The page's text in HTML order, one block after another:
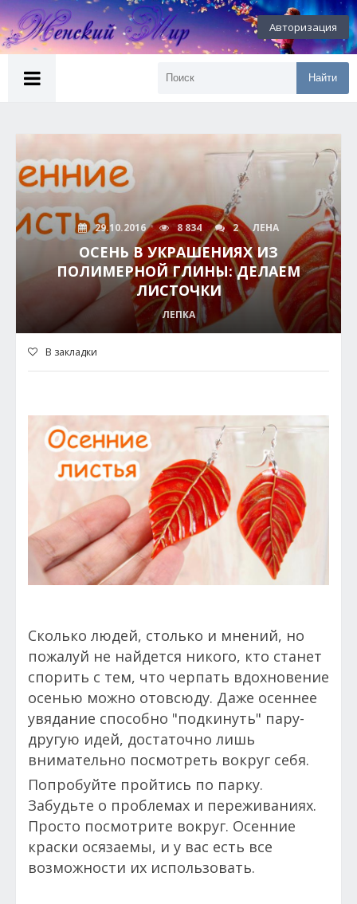
Авторизация
Найти
29.10.2016 8 834 2 ЛЕНА
ОСЕНЬ В УКРАШЕНИЯХ ИЗ
ПОЛИМЕРНОЙ ГЛИНЫ: ДЕЛАЕМ
ЛИСТОЧКИ
ЛЕПКА
В закладки
Сколько людей, столько и мнений, но
пожалуй не найдется никого, кто станет
спорить с тем, что черпать вдохновение
осенью можно отовсюду. Даже осеннее
увядание способно "подкинуть" пару-
другую идей, достаточно лишь
внимательно посмотреть вокруг себя.
Попробуйте пройтись по парку.
Забудьте о проблемах и переживаниях.
Просто посмотрите вокруг. Осенние
краски осязаемы, и у вас есть все
возможности их использовать.